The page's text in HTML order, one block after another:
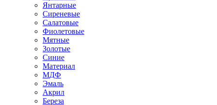
Янтарные
Сиреневые
Салатовые
Фиолетовые
Мятные
Золотые
Синие
Материал
МДФ
Эмаль
Акрил
Береза